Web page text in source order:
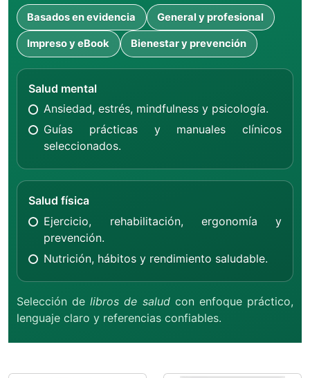
Basados en evidencia General y profesional
Impreso y eBook Bienestar y prevención
Salud mental
Ansiedad, estrés, mindfulness y psicología.
Guías prácticas y manuales clínicos
seleccionados.
Salud física
Ejercicio, rehabilitación, ergonomía y
prevención.
Nutrición, hábitos y rendimiento saludable.
Selección delibros de saludcon enfoque práctico,
lenguaje claro y referencias confiables.